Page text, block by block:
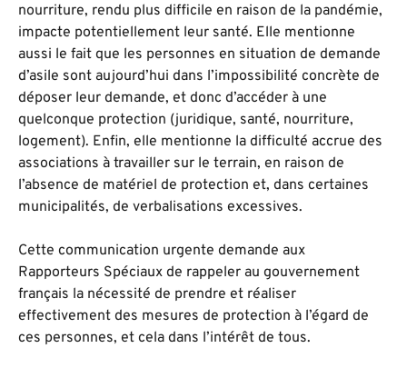
nourriture, rendu plus difficile en raison de la pandémie,
impacte potentiellement leur santé. Elle mentionne
aussi le fait que les personnes en situation de demande
d’asile sont aujourd’hui dans l’impossibilité concrète de
déposer leur demande, et donc d’accéder à une
quelconque protection (juridique, santé, nourriture,
logement). Enfin, elle mentionne la difficulté accrue des
associations à travailler sur le terrain, en raison de
l’absence de matériel de protection et, dans certaines
municipalités, de verbalisations excessives.
Cette communication urgente demande aux
Rapporteurs Spéciaux de rappeler au gouvernement
français la nécessité de prendre et réaliser
effectivement des mesures de protection à l’égard de
ces personnes, et cela dans l’intérêt de tous.